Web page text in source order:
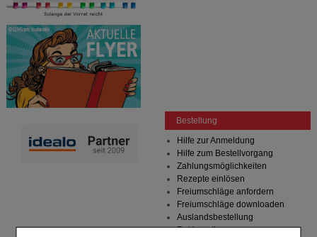
Bestellung
Hilfe zur Anmeldung
Hilfe zum Bestellvorgang
Zahlungsmöglichkeiten
Rezepte einlösen
Freiumschläge anfordern
Freiumschläge downloaden
Auslandsbestellung
Reklamation